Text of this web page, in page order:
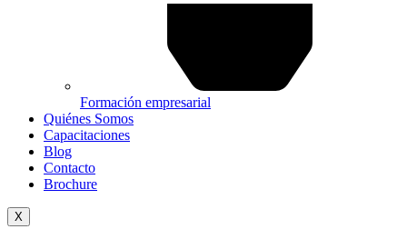
Formación empresarial
Quiénes Somos
Capacitaciones
Blog
Contacto
Brochure
X